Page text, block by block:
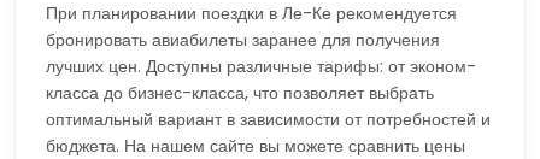
При планировании поездки в Ле-Ке рекомендуется
бронировать авиабилеты заранее для получения
лучших цен. Доступны различные тарифы: от эконом-
класса до бизнес-класса, что позволяет выбрать
оптимальный вариант в зависимости от потребностей и
бюджета. На нашем сайте вы можете сравнить цены